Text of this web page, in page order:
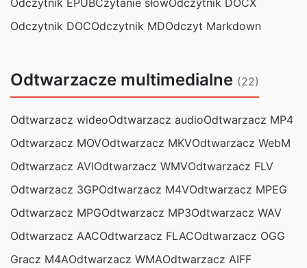
Odczytnik EPUBCzytanie słówOdczytnik DOCX
Odczytnik DOCOdczytnik MDOdczyt Markdown
Odtwarzacze multimedialne (22)
Odtwarzacz wideoOdtwarzacz audioOdtwarzacz MP4
Odtwarzacz MOVOdtwarzacz MKVOdtwarzacz WebM
Odtwarzacz AVIOdtwarzacz WMVOdtwarzacz FLV
Odtwarzacz 3GPOdtwarzacz M4VOdtwarzacz MPEG
Odtwarzacz MPGOdtwarzacz MP3Odtwarzacz WAV
Odtwarzacz AACOdtwarzacz FLACOdtwarzacz OGG
Gracz M4AOdtwarzacz WMAOdtwarzacz AIFF